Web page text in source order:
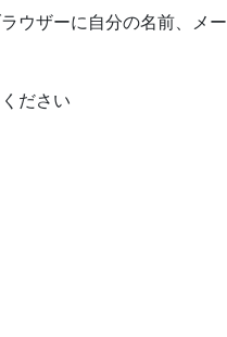
ウザーに自分の名前、メー
ださい